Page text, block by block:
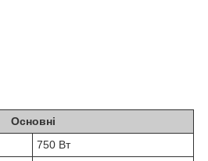
Основні
750 Вт